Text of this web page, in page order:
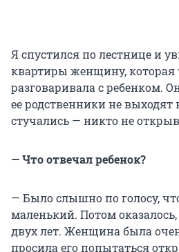
Я спустился по лестнице и
квартиры женщину, которая
разговаривала с ребенком.
ее родственники не выходят
стучались — никто не
— Что отвечал ребенок?
— Было слышно по голосу,
маленький. Потом
двух лет. Женщина была
просила его попытаться